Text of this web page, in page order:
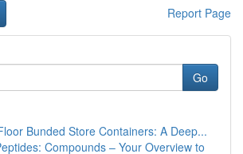
Report Page
Go
Bunded Store Containers: A Deep...
Compounds – Your Overview to